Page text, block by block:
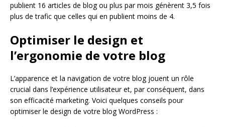
publient 16 articles de blog ou plus par mois génèrent 3,5 fois
plus de trafic que celles qui en publient moins de 4.
Optimiser le design et
l’ergonomie de votre blog
L’apparence et la navigation de votre blog jouent un rôle
crucial dans l’expérience utilisateur et, par conséquent, dans
son efficacité marketing. Voici quelques conseils pour
optimiser le design de votre blog WordPress :